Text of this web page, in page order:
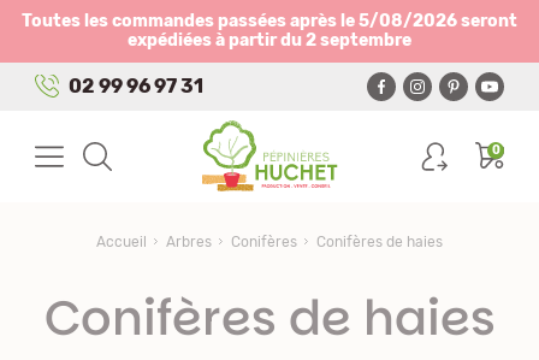
Toutes les commandes passées après le 5/08/2026 seront
expédiées à partir du 2 septembre
02 99 96 97 31
0
Accueil Arbres Conifères Conifères de haies
Conifères de haies
Panneau de gestion des cookies